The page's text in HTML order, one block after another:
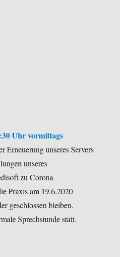
Uhr vormittags
Erneuerung unseres Servers
unseres
zu Corona
Praxis am 19.6.2020
geschlossen bleiben.
Sprechstunde statt.